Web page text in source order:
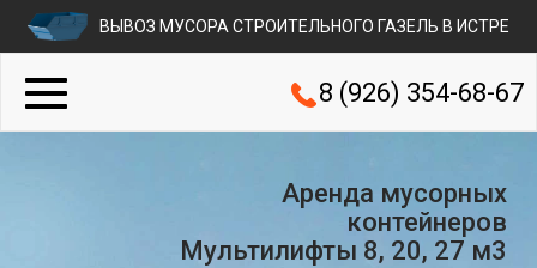
ВЫВОЗ МУСОРА СТРОИТЕЛЬНОГО ГАЗЕЛЬ В ИСТРЕ
8 (926) 354-68-67
Аренда мусорных
контейнеров
Мультилифты 8, 20, 27 м3